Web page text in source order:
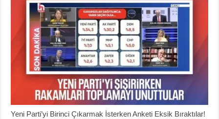
Yeni Parti’yi Birinci Çıkarmak İsterken Anketi Eksik Bıraktılar!